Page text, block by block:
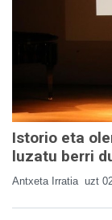
Istorio eta
luzatu berri
Antxeta Irratia uzt